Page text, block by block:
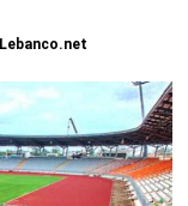
Lebanco.net